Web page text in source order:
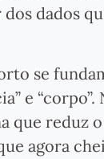
dados
se
e “corpo”.
que reduz
agora